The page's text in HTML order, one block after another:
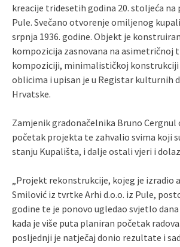
kreacije tridesetih godina 20. stoljeća na
Pule. Svečano otvorenje omiljenog
srpnja 1936. godine. Objekt je
kompozicija zasnovana na asimetričnoj
kompoziciji, minimalističkoj
oblicima i upisan je u Registar kulturnih
Hrvatske.
Zamjenik gradonačelnika Bruno Cergnul
početak projekta te zahvalio svima koji
stanju Kupališta, i dalje ostali vjeri i
„Projekt rekonstrukcije, kojeg je izradio
Smilović iz tvrtke Arhi d.o.o. iz Pule,
godine te je ponovo ugledao svjetlo dana
kada je više puta planiran početak
posljednji je natječaj donio rezultate i